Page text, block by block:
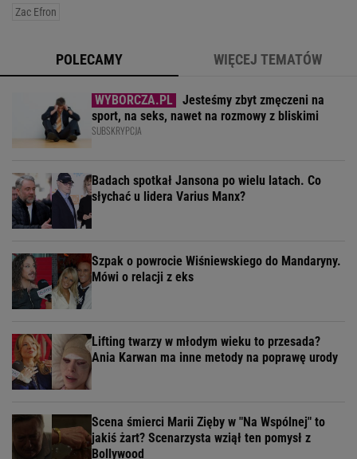
Zac Efron
POLECAMY WIĘCEJ TEMATÓW
Jesteśmy zbyt zmęczeni na
sport, na seks, nawet na rozmowy z bliskimi
SUBSKRYPCJA
Badach spotkał Jansona po wielu latach. Co
słychać u lidera Varius Manx?
Szpak o powrocie Wiśniewskiego do Mandaryny.
Mówi o relacji z eks
Lifting twarzy w młodym wieku to przesada?
Ania Karwan ma inne metody na poprawę urody
Scena śmierci Marii Zięby w "Na Wspólnej" to
jakiś żart? Scenarzysta wziął ten pomysł z
Bollywood